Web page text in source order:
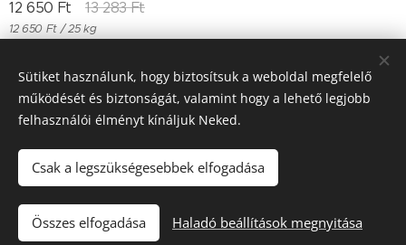
12 650 Ft 13 283Ft
12 650 Ft / 25 kg
Kosárba
Till "96" Kft Adószán: 11385497-2-05
Sütiket használunk, hogy biztosítsuk a weboldal megfelelő
működését és biztonságát, valamint hogy a lehető legjobb
felhasználói élményt kínáljuk Neked.
Csak a legszükségesebbek elfogadása
Összes elfogadása Haladó beállítások megnyitása